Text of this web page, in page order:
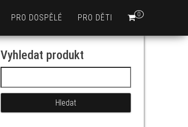
0
PRO DOSPĚLÉ PRO DĚTI
Vyhledat produkt